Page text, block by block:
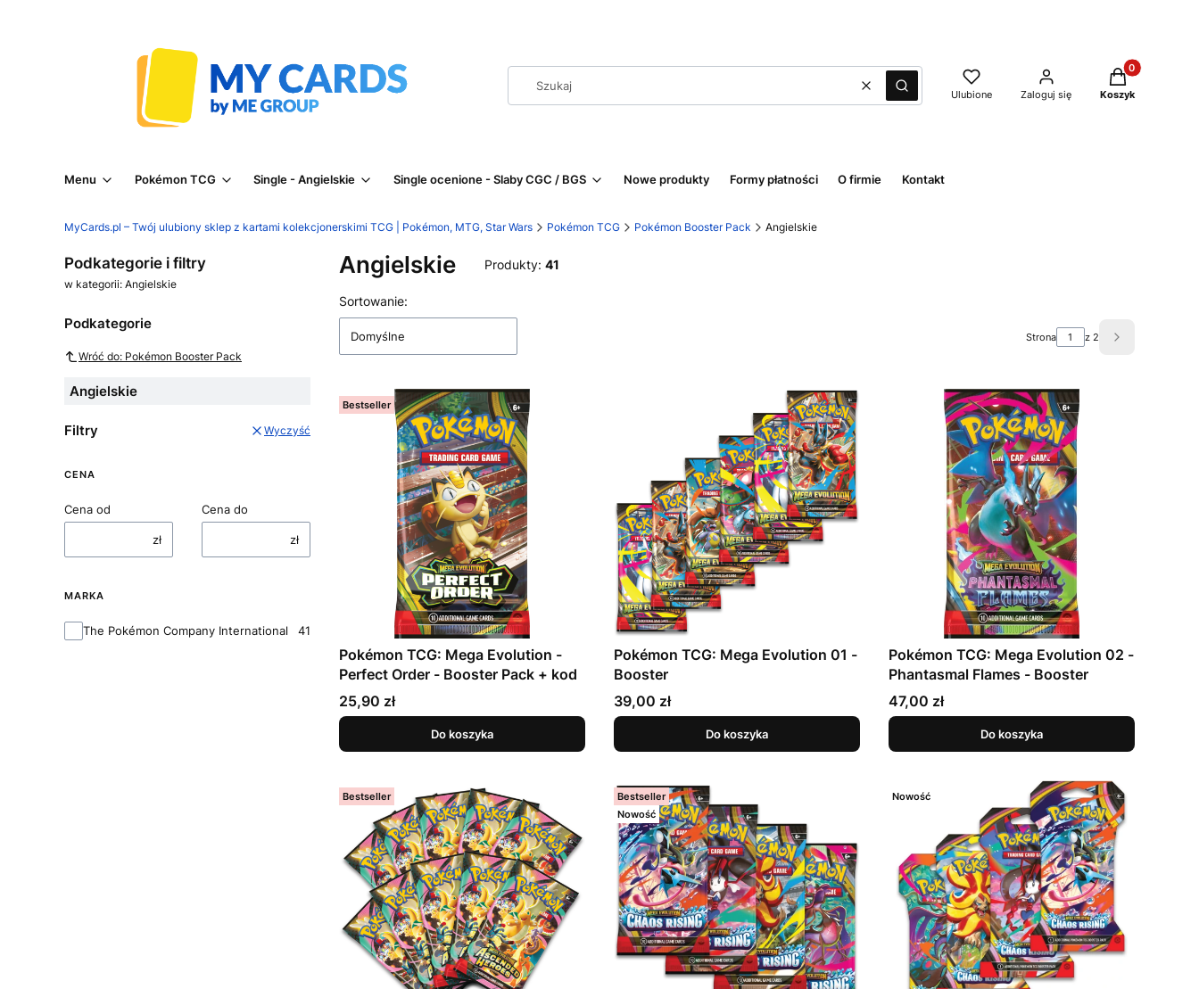
WyczyśćSzukaj Ulubione Zaloguj się
Produkty w
Koszyk
Menu Pokémon TCG Single - Angielskie Single ocenione - Slaby CGC / BGS Nowe produkty Formy płatności O firmie Kontakt
MyCards.pl – Twój ulubiony sklep z kartami kolekcjonerskimi TCG | Pokémon, MTG, Star Wars Pokémon TCG Pokémon Booster Pack Angielskie
Podkategorie i filtry
w kategorii: Angielskie
Podkategorie
Wróć do: Pokémon Booster Pack
Angielskie
Filtry Wyczyść
CENA
Cena od
zł
Cena do
zł
MARKA
MarkaThe Pokémon Company International 41
Angielskie Produkty: 41
Lista produktów
Sortowanie:
Domyślne Strona z 2
Następne
Bestseller
Pokémon TCG: Mega Evolution -
Perfect Order - Booster Pack + kod
Cena
25,90 zł
Do koszyka
Pokémon TCG: Mega Evolution 01 -
Booster
Cena
39,00 zł
Do koszyka
Pokémon TCG: Mega Evolution 02 -
Phantasmal Flames - Booster
Cena
47,00 zł
Do koszyka
Bestseller
Bestseller
Nowość
Nowość